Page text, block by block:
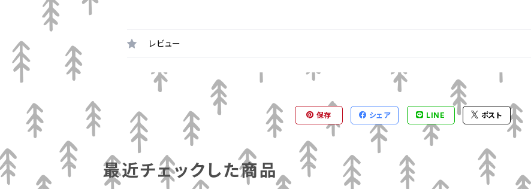
レビュー
保存 シェア LINE ポスト
最近チェックした商品